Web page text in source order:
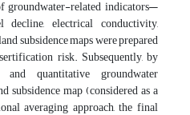
groundwater-related indicators—
electrical conductivity,
subsidence maps were prepared
risk. Subsequently, by
quantitative groundwater
subsidence map (considered as a
averaging approach, the final